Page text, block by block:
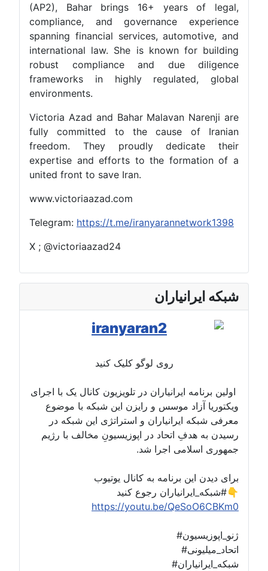
(AP2), Bahar brings 16+ years of legal,
compliance, and governance experience
spanning financial services, automotive, and
international law. She is known for building
robust compliance and due diligence
frameworks in highly regulated, global
environments.
Victoria Azad and Bahar Malavan Narenji are
fully committed to the cause of Iranian
freedom. They proudly dedicate their
expertise and efforts to the formation of a
united front to save Iran.
www.victoriaazad.com
Telegram: https://t.me/iranyarannetwork1398
X ; @victoriaazad24
شبکه ایرانیاران
روی لوگو کلیک کنید
اولین برنامه ایرانیاران در تلویزیون کانال یک با اجرای
ویکتوریا آزاد موسس و رایزن این شبکه با موضوع
معرفی شبکه ایرانیاران و استراتژی این شبکه در
رسیدن به هدفِ اتحاد در اپوزیسیونِ مخالف با رژیم
جمهوری اسلامی اجرا شد.
برای دیدن این برنامه به کانال یوتیوب
#شبکه_ایرانیاران رجوع کنید👇
https://youtu.be/QeSoO6CBKm0
#ژنو_اپوزیسیون
#اتحاد_میلیونی
#شبکه_ایرانیاران